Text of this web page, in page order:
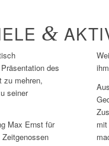
&
des
zu mehren,
seiner
Max Ernst für